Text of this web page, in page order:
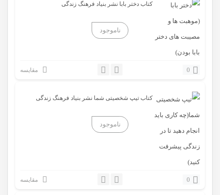
کتاب دختر بابا نشر بنیاد فرهنگ زندگی
0 مقایسه
کتاب تیپ شخصیتی شما نشر بنیاد فرهنگ زندگی
0 مقایسه